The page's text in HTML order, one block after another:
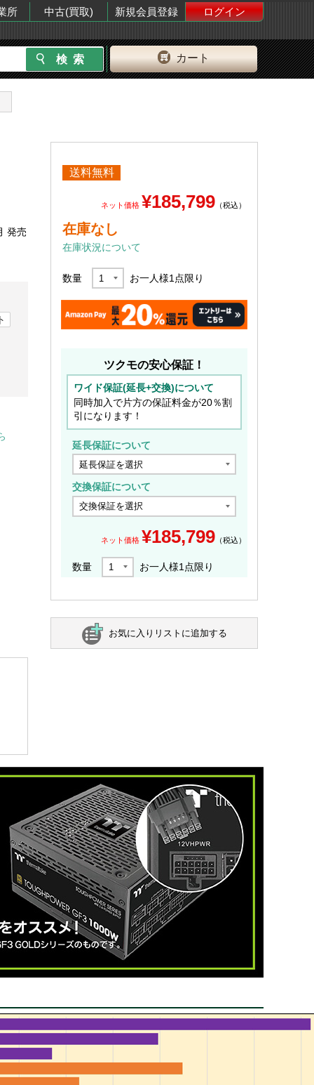
所 中古(買取) 新規会員登録
ログイン
カート
発売
送料無料
ネット価格 ¥185,799 （税込）
在庫なし
在庫状況について
数量 お一人様1 点限り
ツクモの安心保証！
ワイド保証(延長+交換)について
同時加入で片方の保証料金が20％割
引になります！
延長保証について
交換保証について
ネット価格 ¥185,799 （税込）
数量 お一人様1点限り
お気に入りリストに追加する